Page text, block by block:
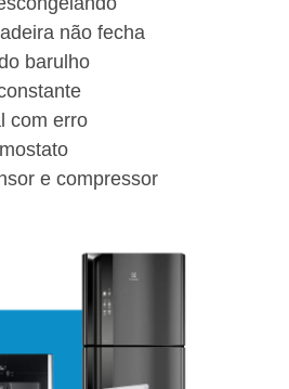
não fecha
barulho
com erro
e compressor